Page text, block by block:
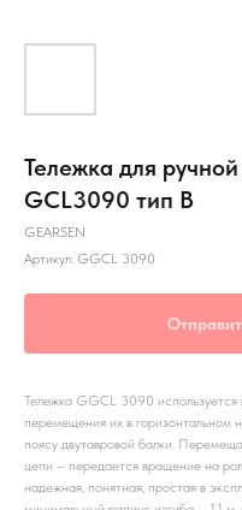
Тележка для
GCL3090 тип B
GEARSEN
Артикул: GGCL 3090
Тележка GGCL 3090 используется
перемещения их в горизонтальном
поясу двутавровой балки.
цепи – передается вращение на
надежная, понятная, простая в